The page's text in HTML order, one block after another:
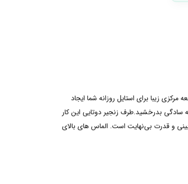
به فرد ما، ساخته شده از جنس طلای 14 عیار شناور می شود تا یک قطعه مرکزی زیبا برای استایل روزانه شما ایجاد
سادگی بدرخشید.طرف زنجیر دوتایی این کار
و قدرت بی‌نهایت است. الماس های بالای